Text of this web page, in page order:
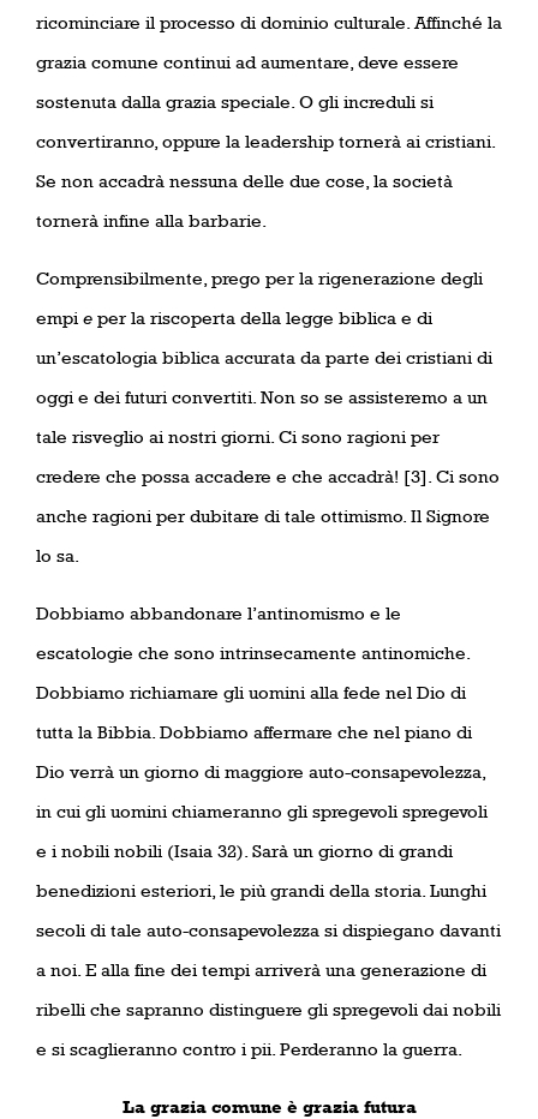
ricominciare il processo di dominio culturale. Affinché la
grazia comune continui ad aumentare, deve essere
sostenuta dalla grazia speciale. O gli increduli si
convertiranno, oppure la leadership tornerà ai cristiani.
Se non accadrà nessuna delle due cose, la società
tornerà infine alla barbarie.
Comprensibilmente, prego per la rigenerazione degli
empi e per la riscoperta della legge biblica e di
un’escatologia biblica accurata da parte dei cristiani di
oggi e dei futuri convertiti. Non so se assisteremo a un
tale risveglio ai nostri giorni. Ci sono ragioni per
credere che possa accadere e che accadrà! [3]. Ci sono
anche ragioni per dubitare di tale ottimismo. Il Signore
lo sa.
Dobbiamo abbandonare l’antinomismo e le
escatologie che sono intrinsecamente antinomiche.
Dobbiamo richiamare gli uomini alla fede nel Dio di
tutta la Bibbia. Dobbiamo affermare che nel piano di
Dio verrà un giorno di maggiore auto-consapevolezza,
in cui gli uomini chiameranno gli spregevoli spregevoli
e i nobili nobili (Isaia 32). Sarà un giorno di grandi
benedizioni esteriori, le più grandi della storia. Lunghi
secoli di tale auto-consapevolezza si dispiegano davanti
a noi. E alla fine dei tempi arriverà una generazione di
ribelli che sapranno distinguere gli spregevoli dai nobili
e si scaglieranno contro i pii. Perderanno la guerra.
La grazia comune è grazia futura